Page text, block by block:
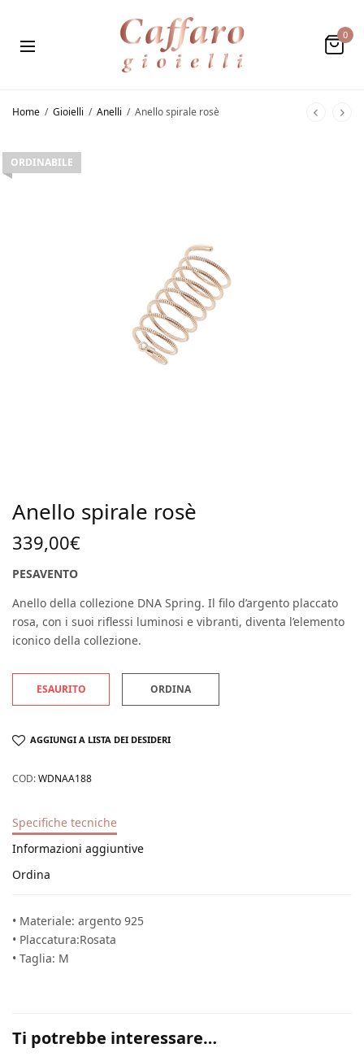
0
Home / Gioielli / Anelli / Anello spirale rosè
ORDINABILE
Anello spirale rosè
339,00€
PESAVENTO
Anello della collezione DNA Spring. Il filo d’argento placcato
rosa, con i suoi riflessi luminosi e vibranti, diventa l’elemento
iconico della collezione.
ESAURITO ORDINA
AGGIUNGI A LISTA DEI DESIDERI
COD:WDNAA188
Specifiche tecniche
Informazioni aggiuntive
Ordina
• Materiale: argento 925
• Placcatura:Rosata
• Taglia: M
Ti potrebbe interessare…